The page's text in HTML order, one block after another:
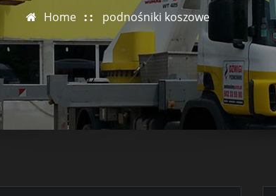
Home podnośniki koszowe